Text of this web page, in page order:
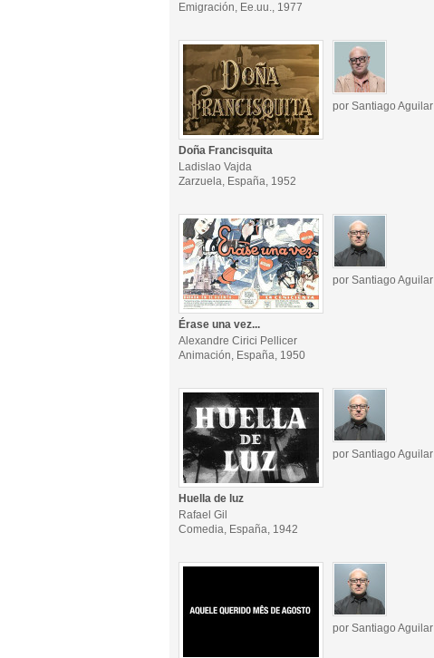
Emigración, Ee.uu., 1977
por Santiago Aguilar
Doña Francisquita
Ladislao Vajda
Zarzuela, España, 1952
por Santiago Aguilar
Érase una vez...
Alexandre Cirici Pellicer
Animación, España, 1950
por Santiago Aguilar
Huella de luz
Rafael Gil
Comedia, España, 1942
por Santiago Aguilar